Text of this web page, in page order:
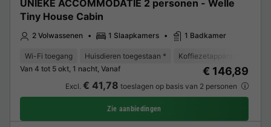
UNIEKE ACCOMMODATIE 2 personen - Welle
Tiny House Cabin
2 Volwassenen 1 Slaapkamers 1 Badkamer
Wi-Fi toegang Huisdieren toegestaan * Koffiezetapparaat
Van 4 tot 5 okt, 1 nacht, Vanaf
€ 146,89
Excl. € 41,78 toeslagen op basis van 2 personen
Zie aanbiedingen